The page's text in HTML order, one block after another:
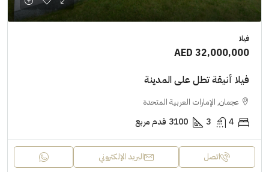
فيلا
AED 32,000,000
فيلا أنيقة تطل على المدينة
عجمان, الإمارات العربية المتحدة
4
3
3100 قدم مربع
اتصل البريد الإلكتروني